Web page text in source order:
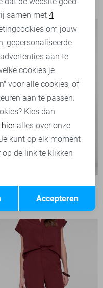
Korte broek
69,99
Opslaan
samen met 4
om jouw
gepersonaliseerde
aan te
cookies je
voor alle cookies, of
aan te passen.
Kies dan
hieralles over onze
kunt op elk moment
de link te klikken
Accepteren